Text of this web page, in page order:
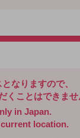
なりますので、
くことはできませ
in Japan.
location.